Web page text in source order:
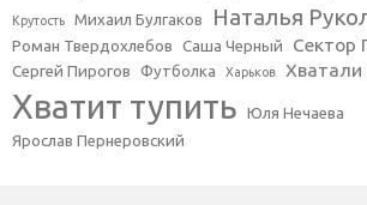
Крутость Михаил Булгаков Наталья
Роман Твердохлебов Саша Черный Сектор
Сергей Пирогов Футболка Харьков Хватали
Хватит тупить Юля Нечаева
Ярослав Пернеровский